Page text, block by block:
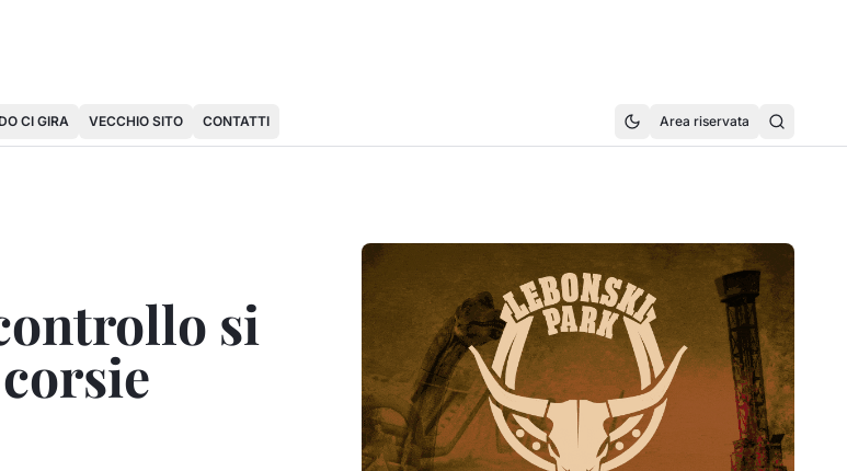
CI GIRA VECCHIO SITO CONTATTI Area riservata
si